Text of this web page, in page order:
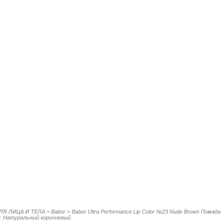
ЛИЦА И ТЕЛА > Babor > Babor Ultra Performance Lip Color №23 Nude Brown Помада
коричневый